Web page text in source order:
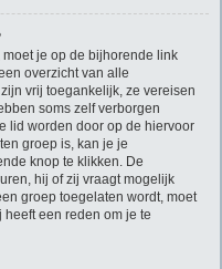
je op de bijhorende link
overzicht van alle
vrij toegankelijk, ze vereisen
soms zelf verborgen
lid worden door op de hiervoor
groep is, kan je je
knop te klikken. De
hij of zij vraagt mogelijk
groep toegelaten wordt, moet
een reden om je te